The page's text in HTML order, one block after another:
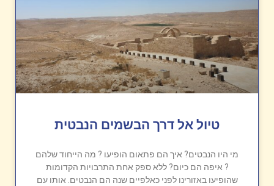
טיול אל דרך הבשמים הנבטית
מי היו הנבטים? איך הם פתאום הופיעו ? מה הייחוד שלהם
? איפה הם כיום? ללא ספק אחת התרבויות הקדומות
שהופיעו באזורינו לפני כאלפיים שנה הם הנבטים. אותו עם